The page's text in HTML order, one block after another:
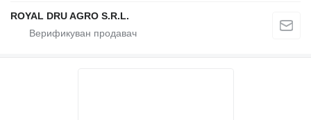
ROYAL DRU AGRO S.R.L.